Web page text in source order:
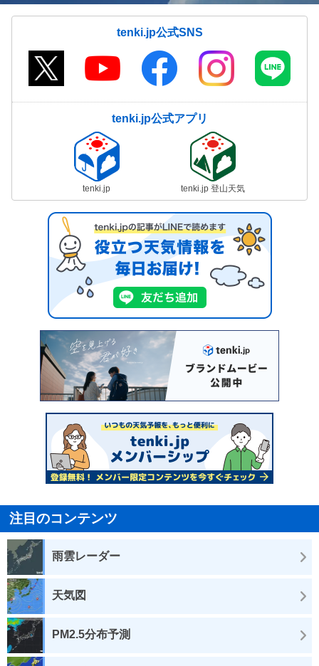
tenki.jp公式SNS
tenki.jp公式アプリ
tenki.jp tenki.jp 登山天気
注目のコンテンツ
雨雲レーダー
天気図
PM2.5分布予測